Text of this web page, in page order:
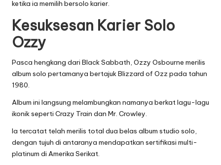
ketika ia memilih bersolo karier.
Kesuksesan Karier Solo
Ozzy
Pasca hengkang dari Black Sabbath, Ozzy Osbourne merilis
album solo pertamanya bertajuk Blizzard of Ozz pada tahun
1980.
Album ini langsung melambungkan namanya berkat lagu-lagu
ikonik seperti Crazy Train dan Mr. Crowley.
Ia tercatat telah merilis total dua belas album studio solo,
dengan tujuh di antaranya mendapatkan sertifikasi multi-
platinum di Amerika Serikat.